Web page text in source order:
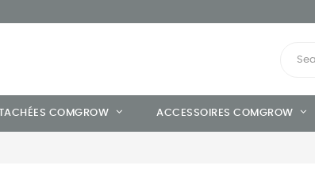
COMGROW ACCESSOIRES COMGROW